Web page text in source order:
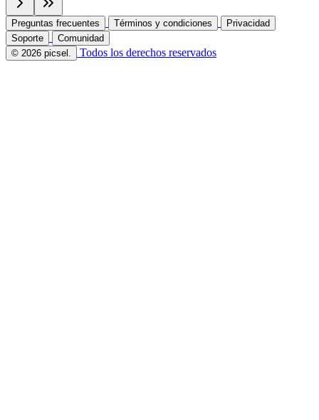
Preguntas frecuentes Términos y condiciones
Privacidad
Soporte
Comunidad
© 2026 picsel.
Todos los derechos reservados